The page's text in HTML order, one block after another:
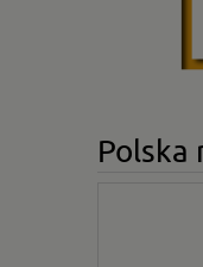
Polska